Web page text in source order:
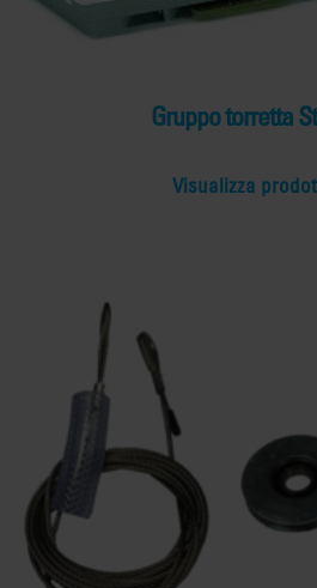
Gruppo torretta
Visualizza